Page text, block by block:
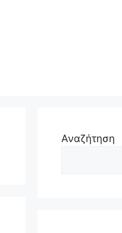
Αναζήτηση